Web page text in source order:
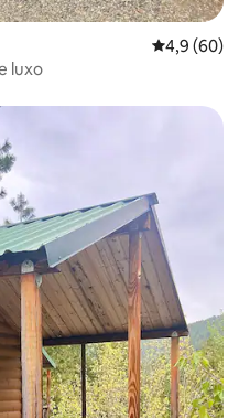
4,9 de uma
4,9 (60)
luxo